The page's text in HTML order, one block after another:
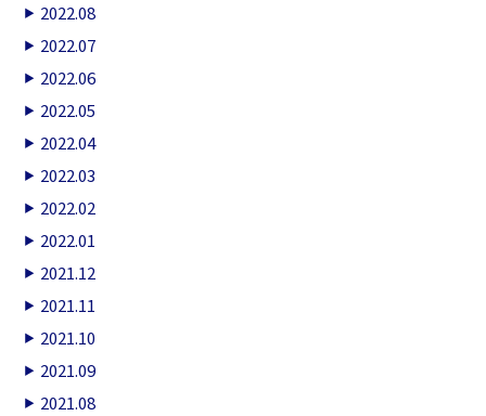
2022.08
2022.07
2022.06
2022.05
2022.04
2022.03
2022.02
2022.01
2021.12
2021.11
2021.10
2021.09
2021.08